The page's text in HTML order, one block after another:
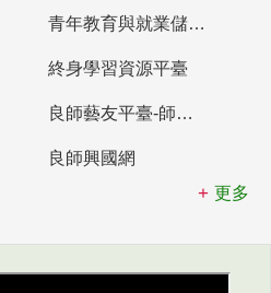
青年教育與就業儲蓄帳戶
終身學習資源平臺
良師藝友平臺-師資培育整合平臺
良師興國網
更多